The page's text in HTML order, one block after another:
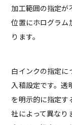
加工範囲の指定が
位置にホログラム
ります。
白インクの指定に
入稿設定です。透
を明示的に指定す
社によって異なり